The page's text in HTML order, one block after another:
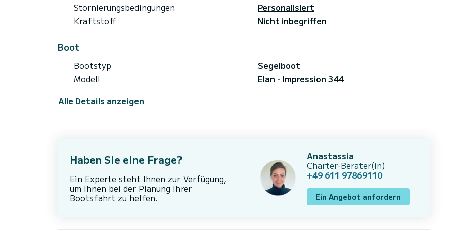
Stornierungsbedingungen
Personalisiert
Kraftstoff
Nicht inbegriffen
Boot
Bootstyp
Segelboot
Modell
Elan - Impression 344
Alle Details anzeigen
Haben Sie eine Frage?
Ein Experte steht Ihnen zur Verfügung,
um Ihnen bei der Planung Ihrer
Bootsfahrt zu helfen.
Anastassia
Charter-Berater(in)
+49 611 97869110
Ein Angebot anfordern